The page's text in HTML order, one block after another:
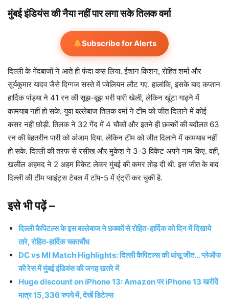
मुंबई इंडियंस की नैया नहीं पार लगा सके तिलक वर्मा
Subscribe for Alerts
दिल्ली के गेंदबाजों ने आते ही फंदा कस लिया. ईशान किशन, रोहित शर्मा और
सूर्यकुमार यादव जैसे दिग्गज सस्ते में पवेलियन लौट गए. हालांकि, इसके बाद कप्तान
हार्दिक पांड्या ने 41 रन की सूझ-बूझ भरी पारी खेली, लेकिन खूंटा गाढ़ने में
कामयाब नहीं हो सके. युवा बल्लेबाज तिलक वर्मा ने टीम को जीत दिलाने में कोई
कसर नहीं छोड़ी. तिलक ने 32 गेंद में 4 चौकों और इतने ही छक्कों की बदौलत 63
रन की बेहतरीन पारी को अंजाम दिया. लेकिन टीम को जीत दिलाने में कामयाब नहीं
हो सके. दिल्ली की तरफ से रसीख और मुकेश ने 3-3 विकेट अपने नाम किए. वहीं,
खलील अहमद ने 2 अहम विकेट लेकर मुंबई की कमर तोड़ दी थी. इस जीत के बाद
दिल्ली की टीम प्वाइंट्स टेबल में टॉप-5 में एंट्री कर चुकी है.
इसे भी पढ़ें –
दिल्ली कैपिटल्स के इस बल्लेबाज ने छक्कों से रोहित-हार्दिक को दिन में दिखाये
तारे, रोहित-हार्दिक चकाचौंध
DC vs MI Match Highlights: दिल्ली कैपिटल्स की धांसू जीत… प्लेऑफ
की रेस में मुंबई इंडियंस की जगह खतरे में
Huge discount on iPhone 13: Amazon पर iPhone 13 खरीदें
मात्र 15,336 रुपये में, देखें डिटेल्स